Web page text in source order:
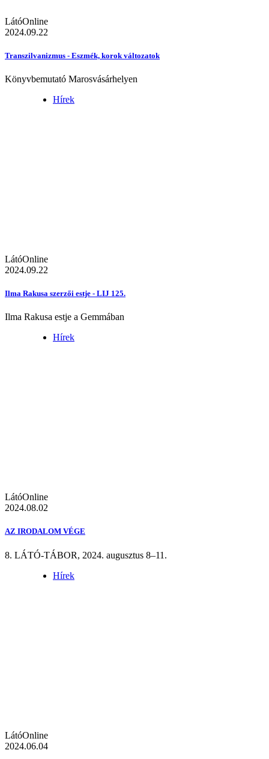
LátóOnline
2024.09.22
Transzilvanizmus - Eszmék, korok változatok
Könyvbemutató Marosvásárhelyen
Hírek
LátóOnline
2024.09.22
Ilma Rakusa szerzői estje - LIJ 125.
Ilma Rakusa estje a Gemmában
Hírek
LátóOnline
2024.08.02
AZ IRODALOM VÉGE
8. LÁTÓ-TÁBOR, 2024. augusztus 8–11.
Hírek
LátóOnline
2024.06.04